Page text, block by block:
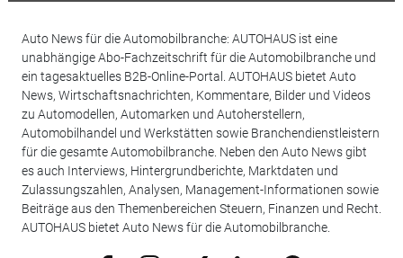
Auto News für die Automobilbranche: AUTOHAUS ist eine
unabhängige Abo-Fachzeitschrift für die Automobilbranche und
ein tagesaktuelles B2B-Online-Portal. AUTOHAUS bietet Auto
News, Wirtschaftsnachrichten, Kommentare, Bilder und Videos
zu Automodellen, Automarken und Autoherstellern,
Automobilhandel und Werkstätten sowie Branchendienstleistern
für die gesamte Automobilbranche. Neben den Auto News gibt
es auch Interviews, Hintergrundberichte, Marktdaten und
Zulassungszahlen, Analysen, Management-Informationen sowie
Beiträge aus den Themenbereichen Steuern, Finanzen und Recht.
AUTOHAUS bietet Auto News für die Automobilbranche.